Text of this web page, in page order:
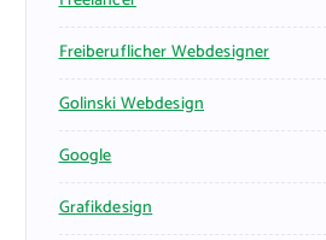
Freiberuflicher Webdesigner
Golinski Webdesign
Google
Grafikdesign